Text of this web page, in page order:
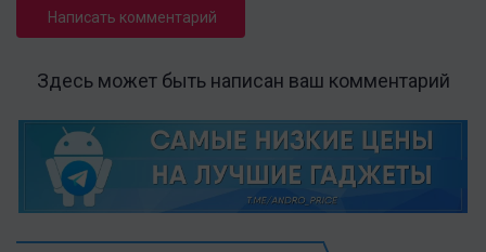
Написать комментарий
Здесь может быть написан ваш комментарий